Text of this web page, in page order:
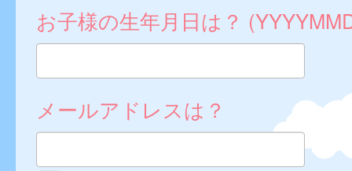
お子様の生年月日は？
メールアドレスは？